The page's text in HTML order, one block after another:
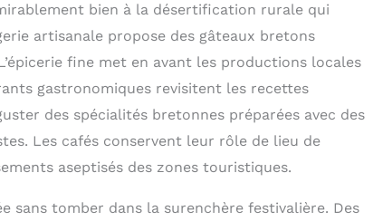
bien à la désertification rurale qui
artisanale propose des gâteaux bretons
fine met en avant les productions locales
gastronomiques revisitent les recettes
des spécialités bretonnes préparées avec des
Les cafés conservent leur rôle de lieu de
aseptisés des zones touristiques.
sans tomber dans la surenchère festivalière. Des